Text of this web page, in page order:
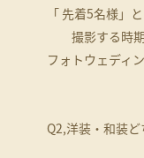
「 先着5名様」
撮影する時期
フォトウェディ
Q2,洋装・和装